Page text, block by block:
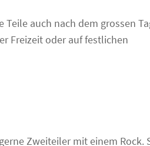
auch nach dem grossen
Freizeit oder auf festlichen
Zweiteiler mit einem Rock.